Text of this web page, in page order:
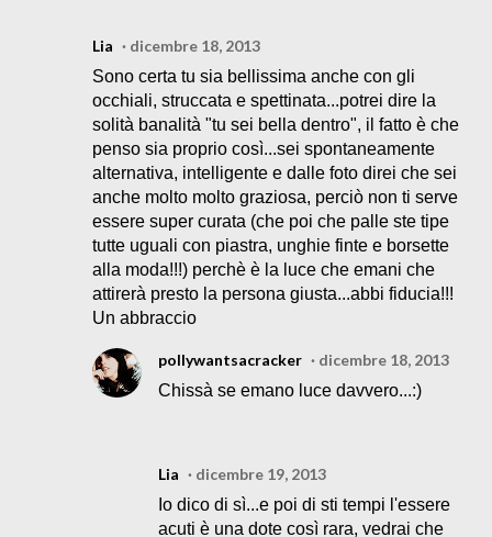
Lia
dicembre 18, 2013
Sono certa tu sia bellissima anche con gli
occhiali, struccata e spettinata...potrei dire la
solità banalità "tu sei bella dentro", il fatto è che
penso sia proprio così...sei spontaneamente
alternativa, intelligente e dalle foto direi che sei
anche molto molto graziosa, perciò non ti serve
essere super curata (che poi che palle ste tipe
tutte uguali con piastra, unghie finte e borsette
alla moda!!!) perchè è la luce che emani che
attirerà presto la persona giusta...abbi fiducia!!!
Un abbraccio
pollywantsacracker
dicembre 18, 2013
Chissà se emano luce davvero...:)
Lia
dicembre 19, 2013
Io dico di sì...e poi di sti tempi l'essere
acuti è una dote così rara, vedrai che